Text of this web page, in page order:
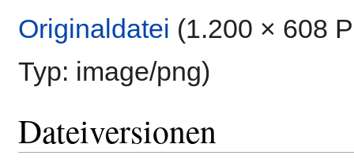
Originaldatei (1.200 × 608
Typ: image/png)
Dateiversionen